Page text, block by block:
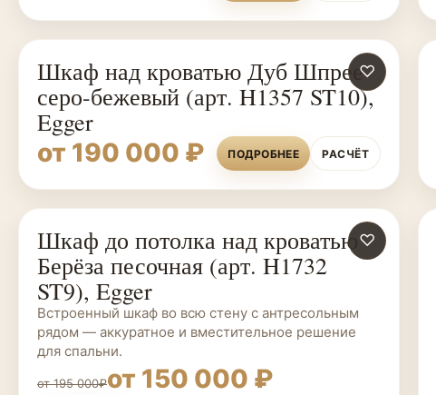
♡
Шкаф над кроватью Дуб Шпрее
серо-бежевый (арт. H1357 ST10),
Egger
от 190 000 ₽
ПОДРОБНЕЕ РАСЧЁТ
ШКАФЫ НА ЗАКАЗ ♡
Шкаф до потолка над кроватью
Берёза песочная (арт. H1732
ST9), Egger
Встроенный шкаф во всю стену с антресольным
рядом — аккуратное и вместительное решение
для спальни.
от 195 000₽от 150 000 ₽